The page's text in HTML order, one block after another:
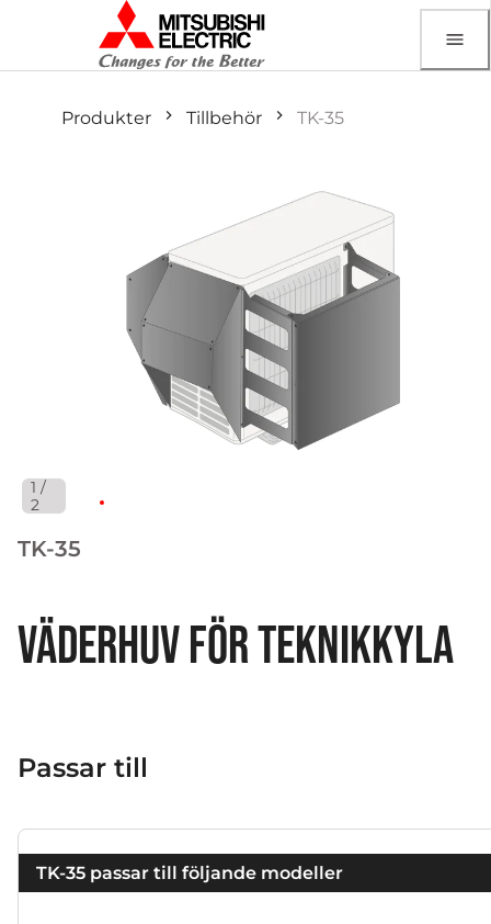
Produkter Tillbehör TK-35
1 /
2
TK-35
VÄDERHUV FÖR TEKNIKKYLA
Passar till
TK-35 passar till följande modeller